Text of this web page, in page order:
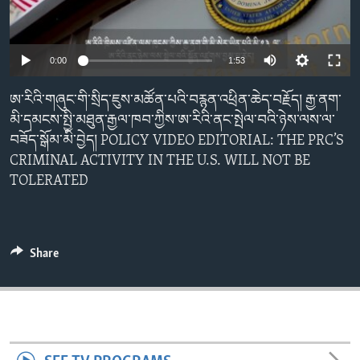
ENVIRONMENT AND HEALTH
IDEALS AND INSTITUTIONS
0:00 1:53
ཨ་རིའི་གཞུང་གི་སྲིད་ཇུས་མཚོན་པའི་བརྙན་འཕྲིན་ཆེད་བརྗོད། རྒྱ་ནག་
མི་དམངས་སྤྱི་མཐུན་རྒྱལ་ཁབ་ཀྱིས་ཨ་རིའི་ནང་སྤེལ་བའི་ཉེས་ལས་ལ་
བཟོད་སྒོམ་མི་བྱེད། POLICY VIDEO EDITORIAL: THE PRC’S
CRIMINAL ACTIVITY IN THE U.S. WILL NOT BE
TOLERATED
Share